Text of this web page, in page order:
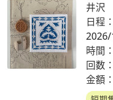
井沢
日程
時間
回数
金額